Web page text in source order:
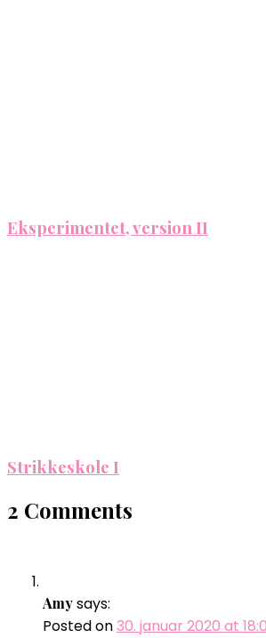
Eksperimentet, version II
Strikkeskole I
2 Comments
Amysays:
Posted on30. januar 2020 at